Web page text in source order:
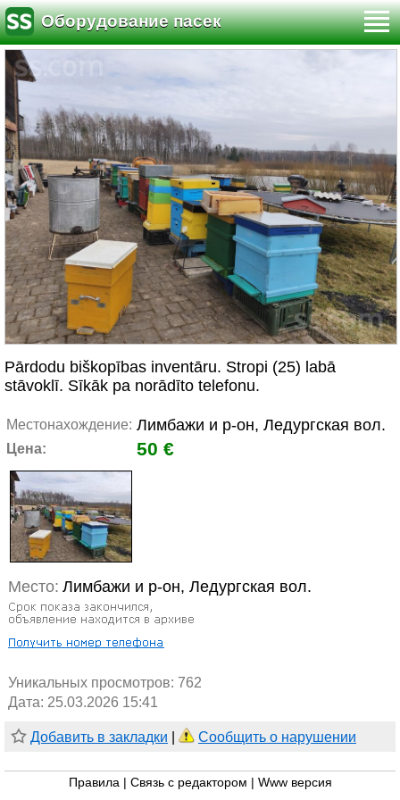
Оборудование пасек
Pārdodu biškopības inventāru. Stropi (25) labā
stāvoklī. Sīkāk pa norādīto telefonu.
Местонахождение: Лимбажи и р-он, Ледургская вол.
Цена: 50 €
Место: Лимбажи и р-он, Ледургская вол.
Уникальных просмотров: 762
Дата: 25.03.2026 15:41
Добавить в закладки Сообщить о нарушении
Правила Связь с редактором Www версия